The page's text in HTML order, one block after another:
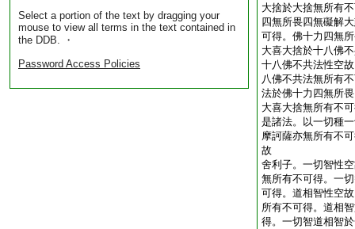
Select a portion of the text by dragging your
mouse to view all terms in the text contained in
the DDB. ・
Password Access Policies
大捨於大捨無所有
四無所畏四無礙解
可得。佛十力四無
大喜大捨於十八佛
十八佛不共法性空
八佛不共法無所有
法於佛十力四無所
大喜大捨無所有不
是諸法。以一切種
摩訶薩亦無所有不
故
舍利子。一切智性
無所有不可得。一
可得。道相智性空
所有不可得。道相
得。一切智道相智